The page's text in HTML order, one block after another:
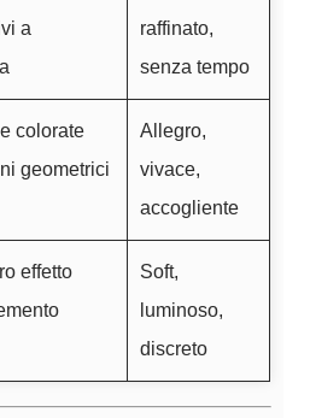
a
raffinato,
senza tempo
colorate
geometrici
Allegro,
vivace,
accogliente
effetto
Soft,
luminoso,
discreto